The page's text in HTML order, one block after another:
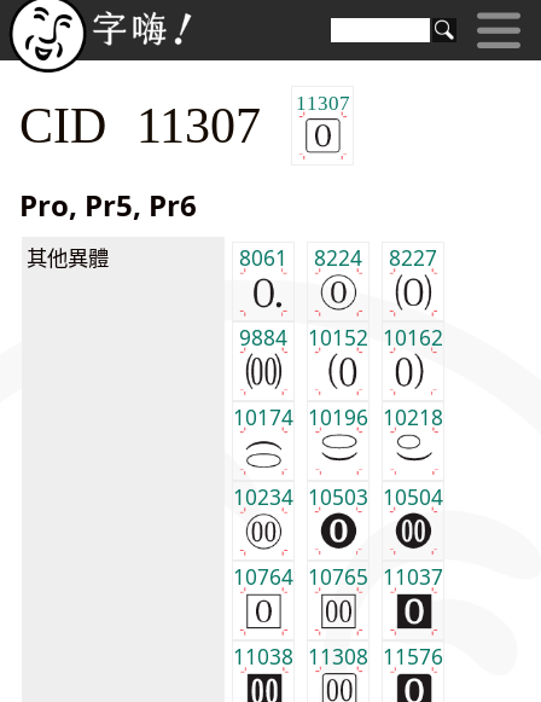
CID 11307 11307
Pro, Pr5, Pr6
其他異體 8061 8224 8227
9884 10152 10162
10174 10196 10218
10234 10503 10504
10764 10765 11037
11038 11308 11576